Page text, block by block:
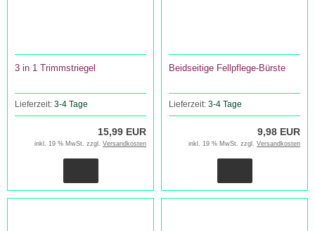
3 in 1 Trimmstriegel
Lieferzeit: 3-4 Tage
15,99 EUR
inkl. 19 % MwSt. zzgl. Versandkosten
Beidseitige Fellpflege-Bürste
Lieferzeit: 3-4 Tage
9,98 EUR
inkl. 19 % MwSt. zzgl. Versandkosten